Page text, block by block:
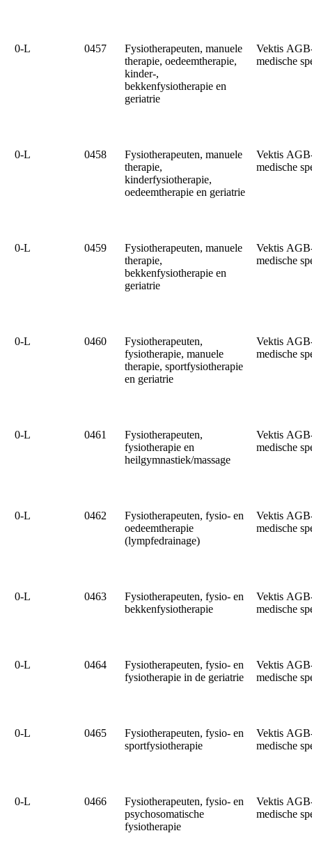
0‑L 0457
Fysiotherapeuten, manuele
therapie, oedeemtherapie,
kinder-,
bekkenfysiotherapie en
geriatrie
Vektis
medische
0‑L 0458
Fysiotherapeuten, manuele
therapie,
kinderfysiotherapie,
oedeemtherapie en geriatrie
Vektis
medische
0‑L 0459
Fysiotherapeuten, manuele
therapie,
bekkenfysiotherapie en
geriatrie
Vektis
medische
0‑L 0460
Fysiotherapeuten,
fysiotherapie, manuele
therapie, sportfysiotherapie
en geriatrie
Vektis
medische
0‑L 0461
Fysiotherapeuten,
fysiotherapie en
heilgymnastiek/massage
Vektis
medische
0‑L 0462
Fysiotherapeuten, fysio- en
oedeemtherapie
(lympfedrainage)
Vektis
medische
0‑L 0463
Fysiotherapeuten, fysio- en
bekkenfysiotherapie
Vektis
medische
0‑L 0464
Fysiotherapeuten, fysio- en
fysiotherapie in de geriatrie
Vektis
medische
0‑L 0465
Fysiotherapeuten, fysio- en
sportfysiotherapie
Vektis
medische
0‑L 0466
Fysiotherapeuten, fysio- en
psychosomatische
fysiotherapie
Vektis
medische